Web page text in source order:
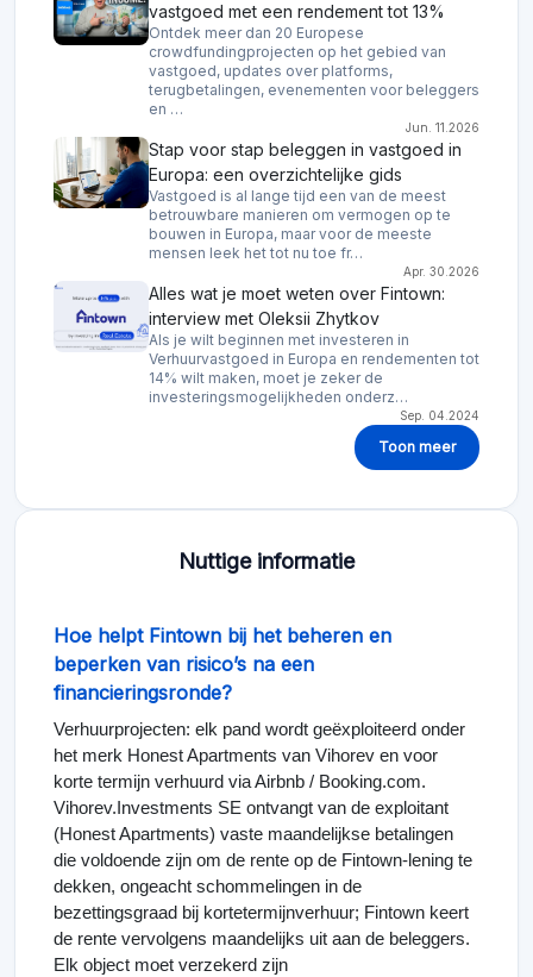
vastgoed met een rendement tot 13%
Ontdek meer dan 20 Europese
crowdfundingprojecten op het gebied van
vastgoed, updates over platforms,
terugbetalingen, evenementen voor beleggers
en …
Jun. 11.2026
Stap voor stap beleggen in vastgoed in
Europa: een overzichtelijke gids
Vastgoed is al lange tijd een van de meest
betrouwbare manieren om vermogen op te
bouwen in Europa, maar voor de meeste
mensen leek het tot nu toe fr…
Apr. 30.2026
Alles wat je moet weten over Fintown:
interview met Oleksii Zhytkov
Als je wilt beginnen met investeren in
Verhuurvastgoed in Europa en rendementen tot
14% wilt maken, moet je zeker de
investeringsmogelijkheden onderz…
Sep. 04.2024
Toon meer
Nuttige informatie
Hoe helpt Fintown bij het beheren en
beperken van risico’s na een
financieringsronde?
Verhuurprojecten: elk pand wordt geëxploiteerd onder
het merk Honest Apartments van Vihorev en voor
korte termijn verhuurd via Airbnb / Booking.com.
Vihorev.Investments SE ontvangt van de exploitant
(Honest Apartments) vaste maandelijkse betalingen
die voldoende zijn om de rente op de Fintown-lening te
dekken, ongeacht schommelingen in de
bezettingsgraad bij kortetermijnverhuur; Fintown keert
de rente vervolgens maandelijks uit aan de beleggers.
Elk object moet verzekerd zijn